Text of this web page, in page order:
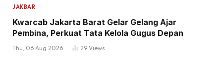
JAKBAR
Kwarcab Jakarta Barat Gelar Gelang Ajar
Pembina, Perkuat Tata Kelola Gugus Depan
Thu, 06 Aug 2026 29 Views